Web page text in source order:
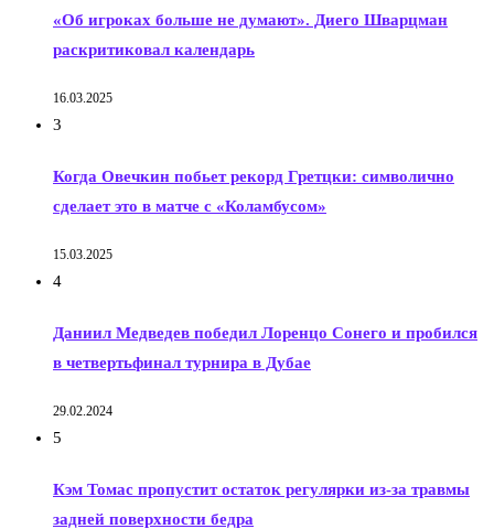
«Об игроках больше не думают». Диего Шварцман
раскритиковал календарь
16.03.2025
3
Когда Овечкин побьет рекорд Гретцки: символично
сделает это в матче с «Коламбусом»
15.03.2025
4
Даниил Медведев победил Лоренцо Сонего и пробился
в четвертьфинал турнира в Дубае
29.02.2024
5
Кэм Томас пропустит остаток регулярки из-за травмы
задней поверхности бедра